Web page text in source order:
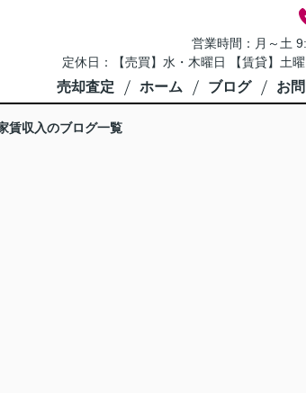
営業時間：月～土
定休日：【売買】水・木曜日 【賃貸】土
売却査定 ホーム ブログ お
賃収入のブログ一覧